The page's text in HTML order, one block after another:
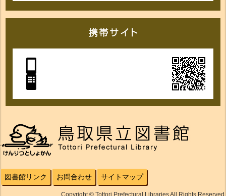
図書館リンク お問合わせ サイトマップ
Copyright © Tottori Prefectural Libraries All Rights Reserved.